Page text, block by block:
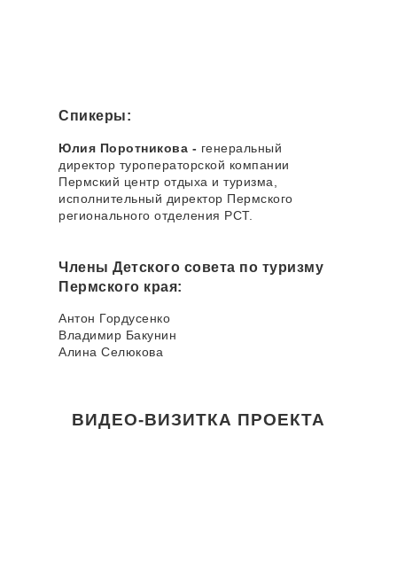
Спикеры:
Члены Детского совета по туризму
Пермского края:
Юлия Поротникова - генеральный
директор туроператорской компании
Пермский центр отдыха и туризма,
исполнительный директор Пермского
регионального отделения РСТ.
Антон Гордусенко
Владимир Бакунин
Алина Селюкова
ВИДЕО-ВИЗИТКА ПРОЕКТА